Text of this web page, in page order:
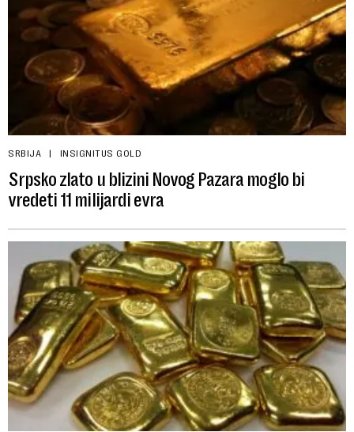
SRBIJA INSIGNITUS GOLD
Srpsko zlato u blizini Novog Pazara moglo bi
vredeti 11 milijardi evra